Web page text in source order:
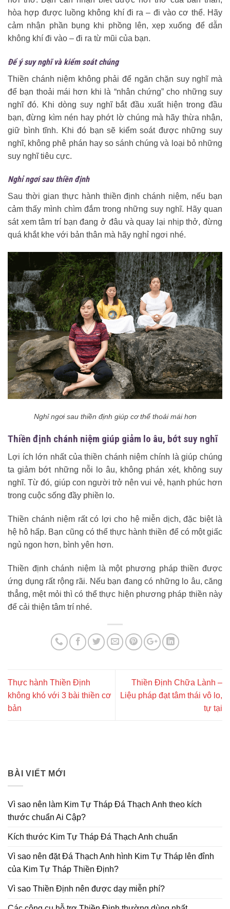
hòa hợp được luồng không khí đi ra – đi vào cơ thể. Hãy
cảm nhận phần bụng khi phồng lên, xẹp xuống để dẫn
không khí đi vào – đi ra từ mũi của bạn.
Để ý suy nghĩ và kiểm soát chúng
Thiền chánh niệm không phải để ngăn chặn suy nghĩ mà
để bạn thoải mái hơn khi là “nhân chứng” cho những suy
nghĩ đó. Khi dòng suy nghĩ bắt đầu xuất hiện trong đầu
bạn, đừng kìm nén hay phớt lờ chúng mà hãy thừa nhận,
giữ bình tĩnh. Khi đó bạn sẽ kiểm soát được những suy
nghĩ, không phê phán hay so sánh chúng và loại bỏ những
suy nghĩ tiêu cực.
Nghỉ ngơi sau thiền định
Sau thời gian thực hành thiền định chánh niệm, nếu bạn
cảm thấy mình chìm đắm trong những suy nghĩ. Hãy quan
sát xem tâm trí bạn đang ở đâu và quay lại nhịp thở, đừng
quá khắt khe với bản thân mà hãy nghỉ ngơi nhé.
Nghỉ ngơi sau thiền định giúp cơ thể thoải mái hơn
Thiền định chánh niệm giúp giảm lo âu, bớt suy nghĩ
Lợi ích lớn nhất của thiền chánh niệm chính là giúp chúng
ta giảm bớt những nỗi lo âu, không phán xét, không suy
nghĩ. Từ đó, giúp con người trở nên vui vẻ, hạnh phúc hơn
trong cuộc sống đầy phiền lo.
Thiền chánh niệm rất có lợi cho hệ miễn dịch, đặc biệt là
hệ hô hấp. Bạn cũng có thể thực hành thiền để có một giấc
ngủ ngon hơn, bình yên hơn.
Thiền định chánh niệm là một phương pháp thiền được
ứng dụng rất rộng rãi. Nếu bạn đang có những lo âu, căng
thẳng, mệt mỏi thì có thể thực hiện phương pháp thiền này
để cải thiện tâm trí nhé.
Thực hành Thiền Định
không khó với 3 bài thiền cơ
bản
Thiền Định Chữa Lành –
Liệu pháp đạt tâm thái vô lo,
tự tại
BÀI VIẾT MỚI
Vì sao nên làm Kim Tự Tháp Đá Thạch Anh theo kích
thước chuẩn Ai Cập?
Kích thước Kim Tự Tháp Đá Thạch Anh chuẩn
Vì sao nên đặt Đá Thạch Anh hình Kim Tự Tháp lên đỉnh
của Kim Tự Tháp Thiền Định?
Vì sao Thiền Định nên được dạy miễn phí?